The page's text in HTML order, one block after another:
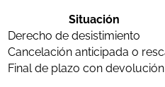
Situación
Derecho de desistimiento
Cancelación anticipada o
Final de plazo con devolución